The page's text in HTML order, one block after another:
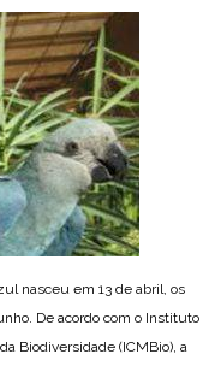
nasceu em 13 de abril, os
De acordo com o Instituto
Biodiversidade (ICMBio), a